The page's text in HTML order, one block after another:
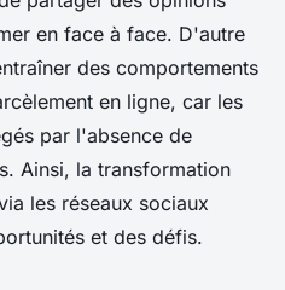
en face à face. D'autre
des comportements
en ligne, car les
par l'absence de
Ainsi, la transformation
les réseaux sociaux
et des défis.